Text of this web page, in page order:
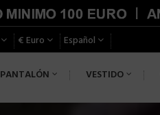
€ Euro Español
PANTALÓN VESTIDO